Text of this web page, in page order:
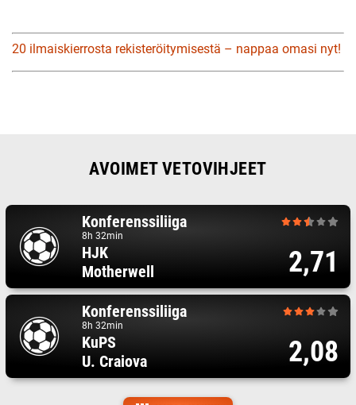
20 ilmaiskierrosta rekisteröitymisestä – nappaa omasi nyt!
AVOIMET VETOVIHJEET
Konferenssiliiga
8h 32min
HJK
Motherwell
2,71
Konferenssiliiga
8h 32min
KuPS
U. Craiova
2,08